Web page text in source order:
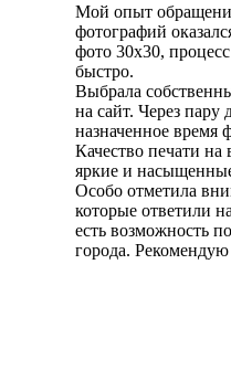
Мой опыт
фотографий
фото 30х30,
быстро.
Выбрала
на сайт. Через пару
назначенное время
Качество печати
яркие и
Особо отметила
которые ответили
есть возможность
города.